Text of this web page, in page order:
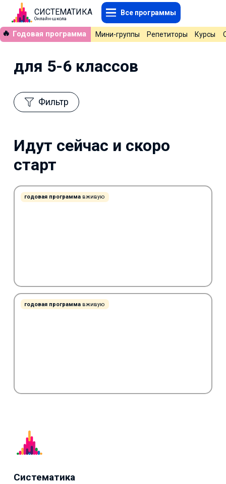
СИСТЕМАТИКА
Онлайн-школа
Все программы
🔥 Годовая программа Мини-группы Репетиторы Курсы
для 5-6 классов
Фильтр
Идут сейчас и скоро
старт
годовая программа вживую
годовая программа вживую
Систематика